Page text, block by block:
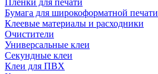
Плёнки для печати
Бумага для широкоформатной печати
Клеевые материалы и расходники
Очистители
Универсальные клеи
Секундные клеи
Клеи для ПВХ